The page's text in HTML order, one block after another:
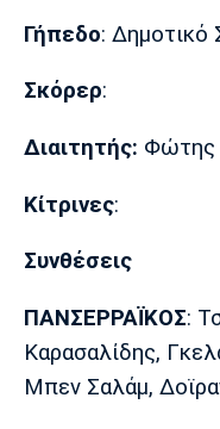
Γήπεδο: Δημοτικό
Σκόρερ:
Διαιτητής: Φώτης
Κίτρινες:
Συνθέσεις
ΠΑΝΣΕΡΡΑΪΚΟΣ:
Καρασαλίδης,
Μπεν Σαλάμ,